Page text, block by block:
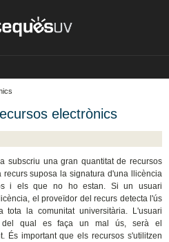
electrònics
subscriu una gran quantitat de recursos
suposa la signatura d'una llicència
i els que no ho estan. Si un usuari
el proveïdor del recurs detecta l'ús
la comunitat universitària. L'usuari
del qual es faça un mal ús, serà el
És important que els recursos s'utilitzen